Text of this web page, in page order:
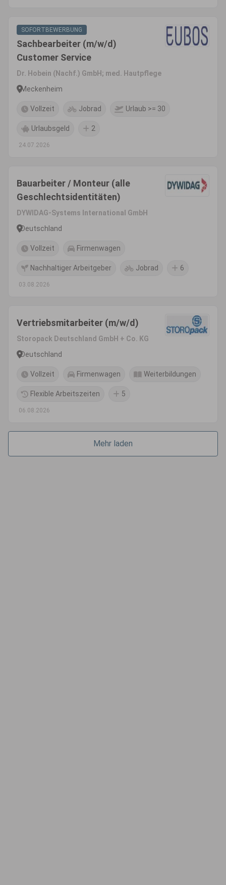
SOFORTBEWERBUNG
Sachbearbeiter (m/w/d)
Customer Service
Dr. Hobein (Nachf.) GmbH; med. Hautpflege
Meckenheim
Vollzeit Jobrad Urlaub >= 30
Urlaubsgeld 2
24.07.2026
Bauarbeiter / Monteur (alle
Geschlechtsidentitäten)
DYWIDAG-Systems International GmbH
Deutschland
Vollzeit Firmenwagen
Nachhaltiger Arbeitgeber Jobrad 6
03.08.2026
Vertriebsmitarbeiter (m/w/d)
Storopack Deutschland GmbH + Co. KG
Deutschland
Vollzeit Firmenwagen Weiterbildungen
Flexible Arbeitszeiten 5
06.08.2026
Mehr laden